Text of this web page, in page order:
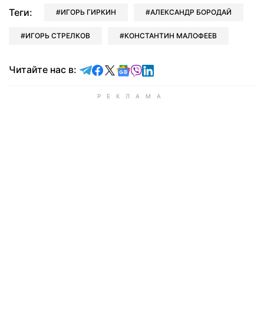
Теги: ИГОРЬ ГИРКИН АЛЕКСАНДР БОРОДАЙ
ИГОРЬ СТРЕЛКОВ КОНСТАНТИН МАЛОФЕЕВ
Читайте нас в: Читайте в Telegram
Читайте в Facebook
Читайте в X
Читайте в Google news
Читайте в Viber
Читайте в LinkedIn